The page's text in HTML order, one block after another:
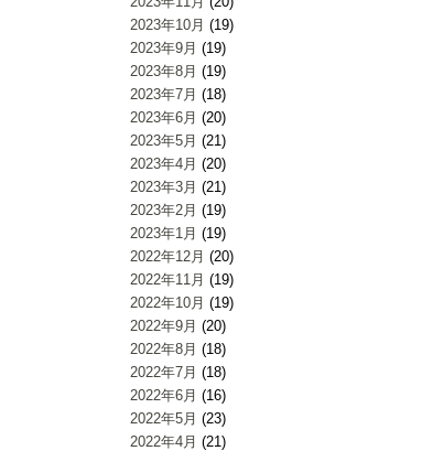
2023年10月 (19)
2023年9月 (19)
2023年8月 (19)
2023年7月 (18)
2023年6月 (20)
2023年5月 (21)
2023年4月 (20)
2023年3月 (21)
2023年2月 (19)
2023年1月 (19)
2022年12月 (20)
2022年11月 (19)
2022年10月 (19)
2022年9月 (20)
2022年8月 (18)
2022年7月 (18)
2022年6月 (16)
2022年5月 (23)
2022年4月 (21)